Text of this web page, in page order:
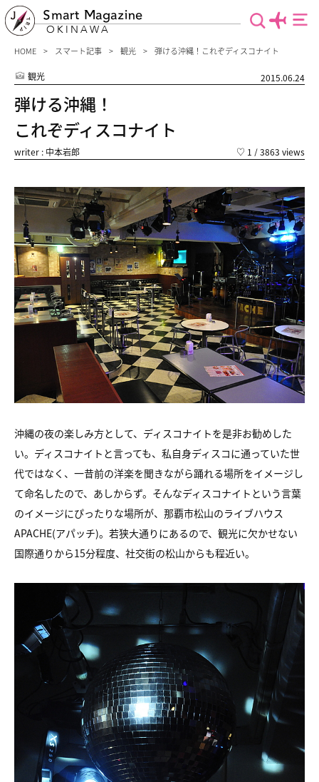
Smart Magazine
OKINAWA
HOME スマート記事 観光 弾ける沖縄！これぞディスコナイト
観光 2015.06.24
弾ける沖縄！
これぞディスコナイト
writer : 中本岩郎 ♡ 1 / 3863 views
沖縄の夜の楽しみ方として、ディスコナイトを是非お勧めした
い。 ディスコナイトと言っても、私自身ディスコに通っていた世
代ではなく、 一昔前の洋楽を聞きながら踊れる場所をイメージし
て命名したので、 あしからず。 そんなディスコナイトという言葉
のイメージにぴったりな場所が、 那覇市松山のライブハウス
APACHE(アパッチ)。若狭大通りにあるので、 観光に欠かせない
国際通りから15分程度、社交街の松山からも程近い。